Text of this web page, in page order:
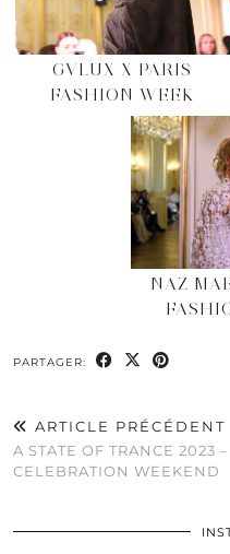
GVLUX X PARIS
FASHION WEEK
NAZ
PARTAGER:
ARTICLE PRÉCÉDENT
A STATE OF TRANCE 2023 –
CELEBRATION WEEKEND